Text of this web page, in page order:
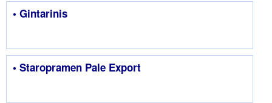
• Gintarinis
• Staropramen Pale Export